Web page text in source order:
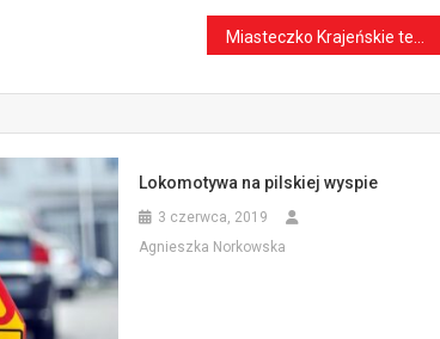
Lokomotywa na pilskiej wyspie
3 czerwca, 2019
Agnieszka Norkowska